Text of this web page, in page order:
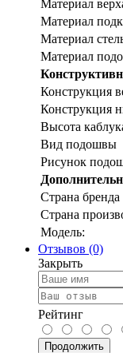
Материал
Материал
Материал
Материал
Конструкция
Конструкция
Высота
Вид подошвы
Рисунок
Страна бренда
Страна
Модель:
Отзывов (0)
Закрыть
Рейтинг
Продолжить